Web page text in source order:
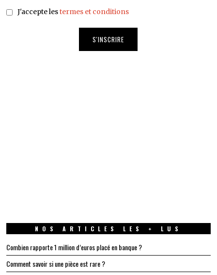
J'accepte lestermes et conditions
NOS ARTICLES LES + LUS
Combien rapporte 1 million d’euros placé en banque ?
Comment savoir si une pièce est rare ?